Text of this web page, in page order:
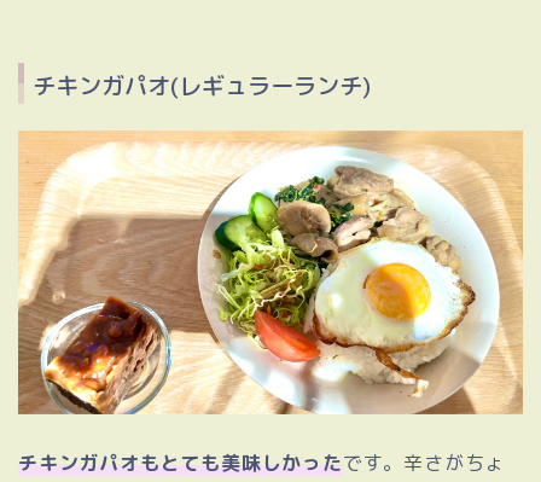
チキンガパオ(レギュラーランチ)
チキンガパオもとても美味しかったです。辛さがちょ